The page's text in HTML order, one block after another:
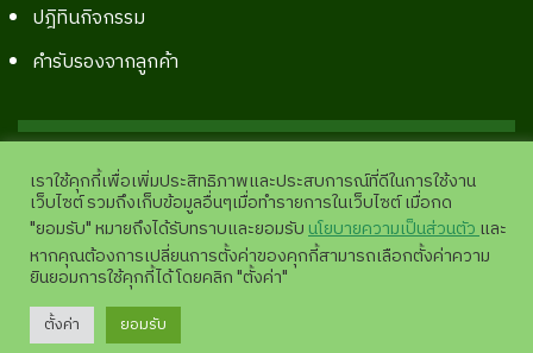
ปฎิทินกิจกรรม
คำรับรองจากลูกค้า
Copyright©2026 All Right Reserved.
Site Pages View
11,942,417 |analytics.google.com
เราใช้คุกกี้เพื่อเพิ่มประสิทธิภาพและประสบการณ์ที่ดีในการใช้งาน
เว็บไซต์ รวมถึงเก็บข้อมูลอื่นๆเมื่อทำรายการในเว็บไซต์ เมื่อกด
"ยอมรับ" หมายถึงได้รับทราบและยอมรับนโยบายความเป็นส่วนตัวและ
หากคุณต้องการเปลี่ยนการตั้งค่าของคุกกี้สามารถเลือกตั้งค่าความ
ยินยอมการใช้คุกกี้ได้ โดยคลิก "ตั้งค่า"
ตั้งค่า ยอมรับ